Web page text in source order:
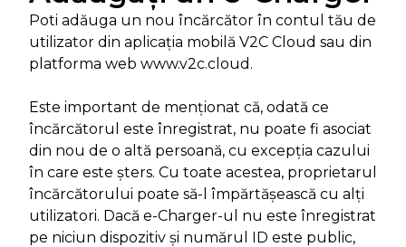
Poti adăuga un nou încărcător în contul tău de
utilizator din aplicația mobilă V2C Cloud sau din
platforma web www.v2c.cloud.
Este important de menționat că, odată ce
încărcătorul este înregistrat, nu poate fi asociat
din nou de o altă persoană, cu excepția cazului
în care este șters. Cu toate acestea, proprietarul
încărcătorului poate să-l împărtășească cu alți
utilizatori. Dacă e-Charger-ul nu este înregistrat
pe niciun dispozitiv și numărul ID este public,